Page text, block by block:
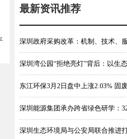
最新资讯推荐
深圳政府采购改革：机制、技术、
深圳湾公园“拒绝亮灯”背后：以生
东江环保3月2日盘中上涨2.03% 固
深圳能源集团承办跨省绿色研学：
深圳生态环境局与公安局联合推进